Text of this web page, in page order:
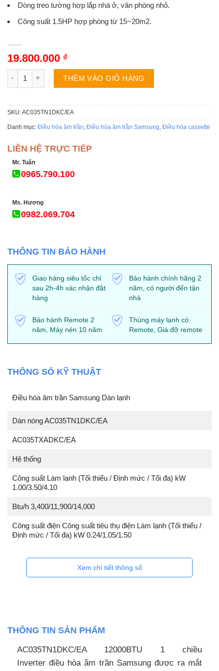
Dòng treo tường hợp lắp nhà ở, văn phòng nhỏ.
Công suất 1.5HP hợp phòng từ 15~20m2.
19.800.000 ₫
Điều hòa Samsung AC035TN1DKC/EA | 12000BTU 1 chiều số
THÊM VÀO GIỎ HÀNG
SKU:AC035TN1DKC/EA
Danh mục: Điều hòa âm trần Điều hòa âm trần Samsung Điều hòa cassette
LIÊN HỆ TRỰC TIẾP
Mr. Tuấn
0965.790.100
Ms. Hương
0982.069.704
THÔNG TIN BẢO HÀNH
Giao hàng siêu tốc chỉ
sau 2h-4h xác nhận đặt
hàng
Bảo hành chính hãng 2
năm, có người đến tận
nhà
Bảo hành Remote 2
năm, Máy nén 10 năm
Thùng máy lạnh có:
Remote, Giá đỡ remote
THÔNG SỐ KỸ THUẬT
Điều hòa âm trần Samsung Dàn lạnh
Dàn nóng AC035TN1DKC/EA
AC035TXADKC/EA
Hệ thống
Công suất Làm lạnh (Tối thiểu / Định mức / Tối đa) kW
1.00/3.50/4.10
Btu/h 3,400/11,900/14,000
Công suất điện Công suất tiêu thụ điện Làm lạnh (Tối thiểu /
Định mức / Tối đa) kW 0.24/1.05/1.50
Xem chi tiết thông số
THÔNG TIN SẢN PHẨM
AC035TN1DKC/EA 12000BTU 1 chiều
Inverter điều hòa âm trần Samsung được ra mắt